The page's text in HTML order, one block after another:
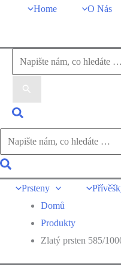
PřeskočitHome O Nás
Vyhledat
pro:
Hledat
pro:
Hledat
Prsteny
Domů
Produkty
Zlatý prsten 585/